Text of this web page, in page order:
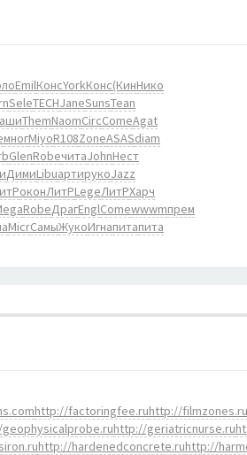
EmilКонсYorkКонс(КинНико
SeleTECHJaneSunsTean
ThemNaomCircComeAgat
многMiyoR108ZoneASASdiam
GlenRobeчитаJohnНест
ДимиLibuартирукоJazz
оконЛитРLegeЛитРХарч
RobeДрагEnglComewwwmпрем
MicrСамыЖукоИгнапитапита
http://factoringfee.ruhttp://filmzones.ru
http://geriatricnurse.ru
http://hardenedconcrete.ruhttp://